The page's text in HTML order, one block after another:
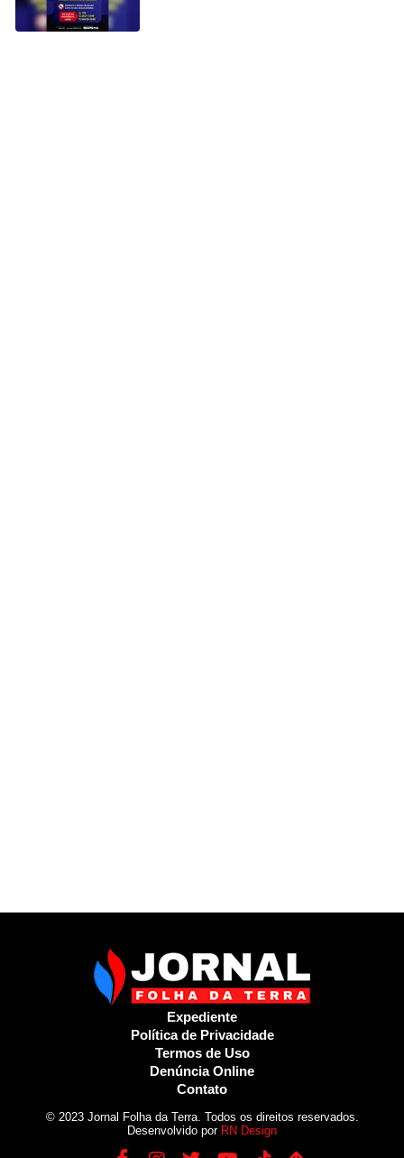
Expediente
Política de Privacidade
Termos de Uso
Denúncia Online
Contato
© 2023 Jornal Folha da Terra. Todos os direitos reservados.
Desenvolvido por RN Design